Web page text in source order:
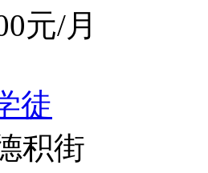
元/月
徒
积街